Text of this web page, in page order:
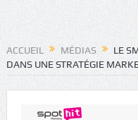
ACCUEIL MÉDIAS
LE
DANS UNE STRATÉGIE